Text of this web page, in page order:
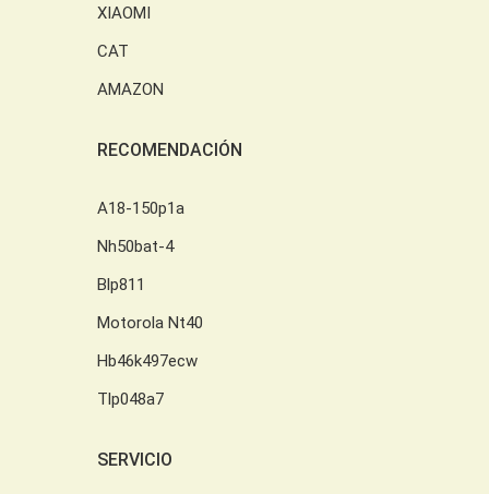
XIAOMI
CAT
AMAZON
RECOMENDACIÓN
A18-150p1a
Nh50bat-4
Blp811
Motorola Nt40
Hb46k497ecw
Tlp048a7
SERVICIO